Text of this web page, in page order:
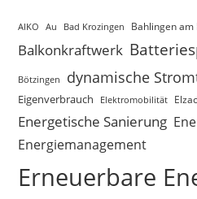
AIKO Au Bad Krozingen Bahlingen am
Balkonkraftwerk
Bötzingen dynamische
Eigenverbrauch Elektromobilität
Energetische Sanierung
Energiemanagement
Erneuerbare